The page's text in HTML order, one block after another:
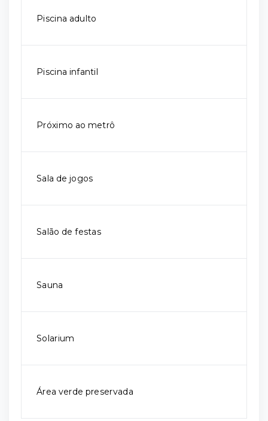
Piscina adulto
Piscina infantil
Próximo ao metrô
Sala de jogos
Salão de festas
Sauna
Solarium
Área verde preservada